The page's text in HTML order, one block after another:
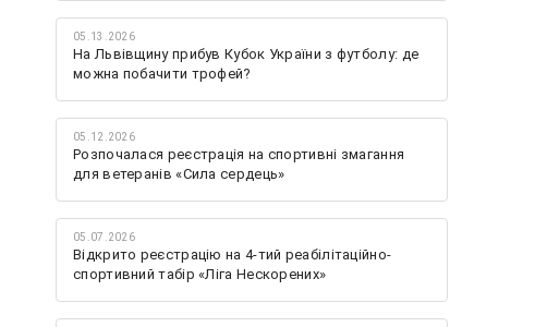
05.13.2026
На Львівщину прибув Кубок України з футболу: де
можна побачити трофей?
05.12.2026
Розпочалася реєстрація на спортивні змагання
для ветеранів «Сила сердець»
05.07.2026
Відкрито реєстрацію на 4-тий реабілітаційно-
спортивний табір «Ліга Нескорених»